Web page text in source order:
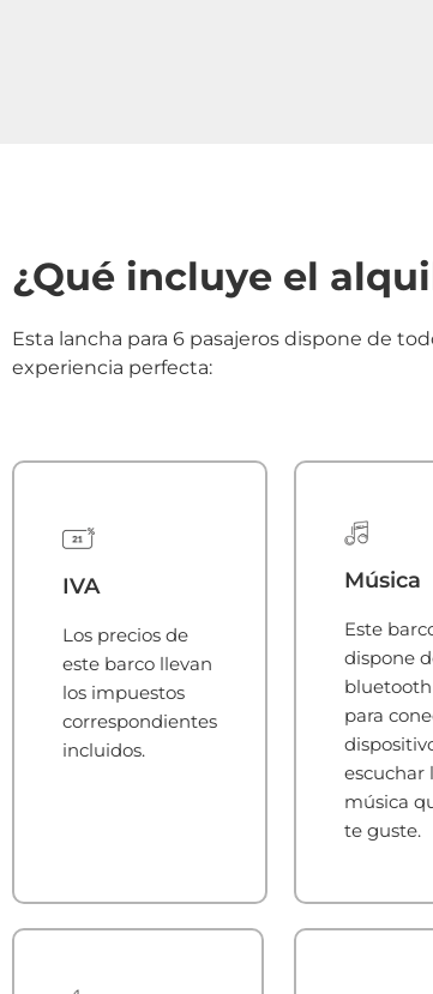
¿Qué incluye el
Esta lancha para 6 pasajeros dispone de
experiencia perfecta:
IVA
Los precios de
este barco llevan
los impuestos
correspondientes
incluidos.
Música
Este
dispone
bluetooth
para
escuchar
música
te guste.